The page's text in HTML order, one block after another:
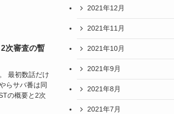
次審査の暫
最初数話だけ
らサバ番は同
の概要と2次
2021年12月
2021年11月
2021年10月
2021年9月
2021年8月
2021年7月